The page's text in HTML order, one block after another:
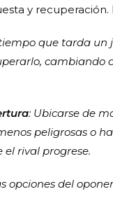
y
que tarda un
cambiando
: Ubicarse de
peligrosas o
rival progrese.
opciones del